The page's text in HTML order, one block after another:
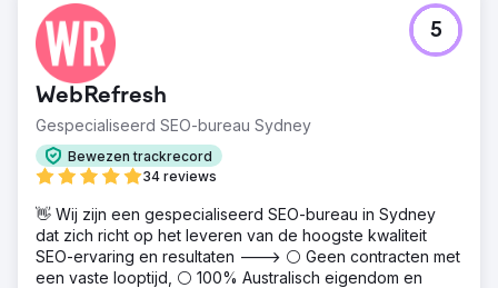
WebRefresh
Gespecialiseerd SEO-bureau Sydney
Bewezen trackrecord
34 reviews
5
👋 Wij zijn een gespecialiseerd SEO-bureau in Sydney
dat zich richt op het leveren van de hoogste kwaliteit
SEO-ervaring en resultaten ---> ⚪ Geen contracten met
een vaste looptijd, ⚪ 100% Australisch eigendom en